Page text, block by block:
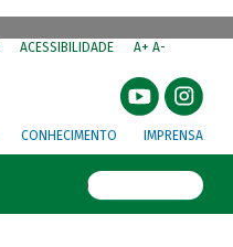
ACESSIBILIDADE A+ A-
CONHECIMENTO IMPRENSA